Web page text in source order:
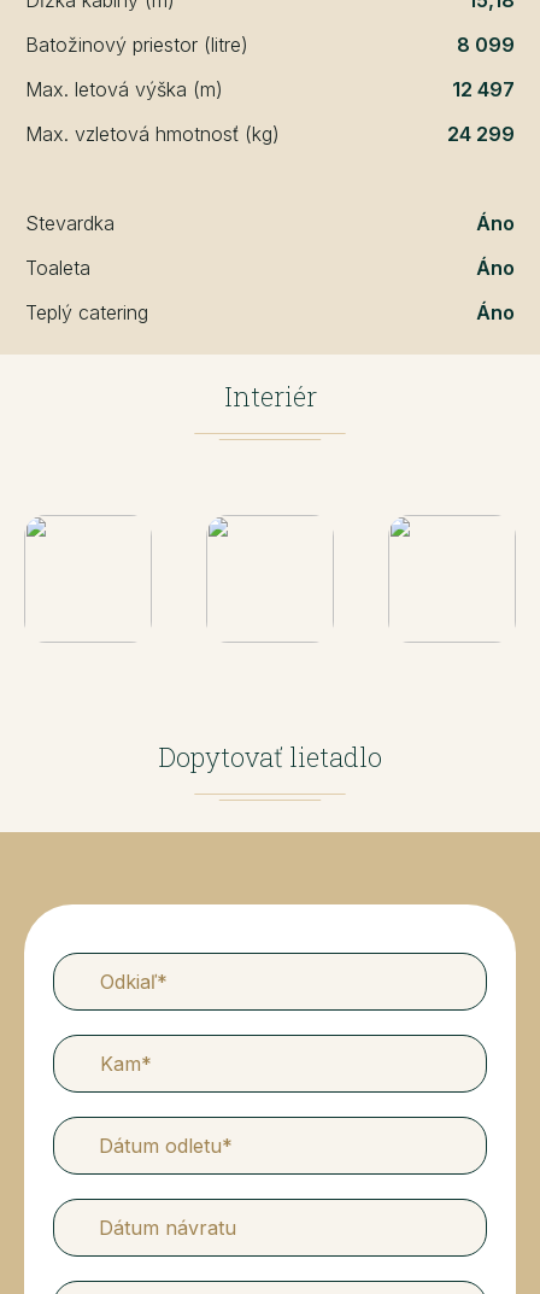
Batožinový priestor (litre)
8 099
Max. letová výška (m)
12 497
Max. vzletová hmotnosť (kg)
24 299
Stevardka
Áno
Toaleta
Áno
Teplý catering
Áno
Interiér
Dopytovať lietadlo
Dátum odletu*
Dátum návratu